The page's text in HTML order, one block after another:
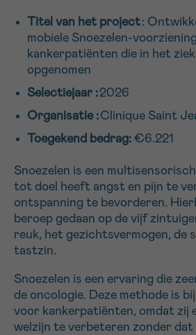
Titel van het project:
mobiele Snoezelen-
kankerpatiënten die in het
opgenomen
Selectiejaar :2026
Organisatie :Clinique Saint
Toegekend bedrag: €6.221
Snoezelen is een
tot doel heeft angst en pijn te
ontspanning te bevorderen.
beroep gedaan op de vijf
reuk, het gezichtsvermogen, de
tastzin.
Snoezelen is een ervaring die
de oncologie. Deze methode is
voor kankerpatiënten, omdat zij
welzijn te verbeteren zonder dat
VOORNAAM
EMAIL
MIJN VRAAG
*VERPLICHT VELD
16h-18h
Verder